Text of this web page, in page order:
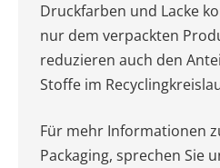
Druckfarben und Lacke
nur dem verpackten
reduzieren auch den
Stoffe im
Für mehr Informationen
Packaging, sprechen Sie